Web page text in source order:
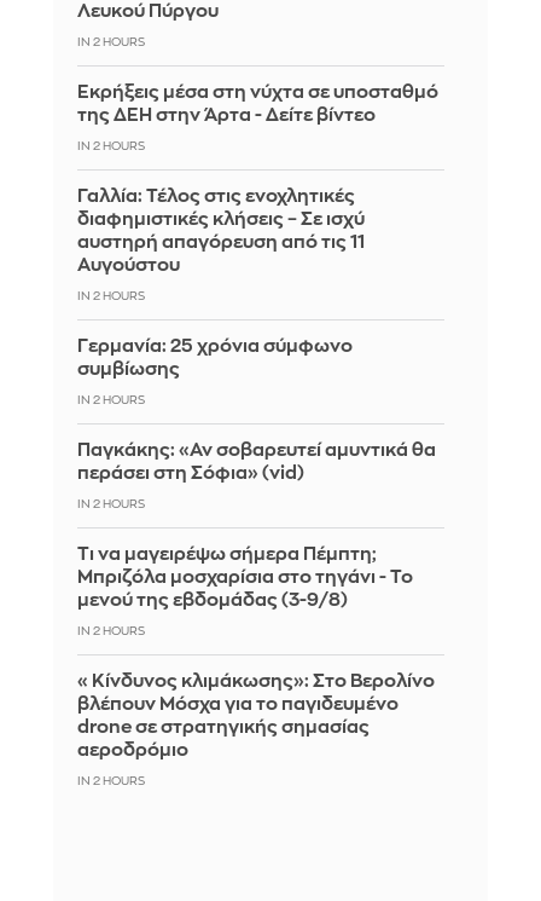
Λευκού Πύργου
IN 2 HOURS
Eκρήξεις μέσα στη νύχτα σε υποσταθμό
της ΔΕΗ στην Άρτα - Δείτε βίντεο
IN 2 HOURS
Γαλλία: Τέλος στις ενοχλητικές
διαφημιστικές κλήσεις – Σε ισχύ
αυστηρή απαγόρευση από τις 11
Αυγούστου
IN 2 HOURS
Γερμανία: 25 χρόνια σύμφωνο
συμβίωσης
IN 2 HOURS
Παγκάκης: «Αν σοβαρευτεί αμυντικά θα
περάσει στη Σόφια» (vid)
IN 2 HOURS
Τι να μαγειρέψω σήμερα Πέμπτη;
Μπριζόλα μοσχαρίσια στο τηγάνι - Το
μενού της εβδομάδας (3-9/8)
IN 2 HOURS
«Κίνδυνος κλιμάκωσης»: Στο Βερολίνο
βλέπουν Μόσχα για το παγιδευμένο
drone σε στρατηγικής σημασίας
αεροδρόμιο
IN 2 HOURS